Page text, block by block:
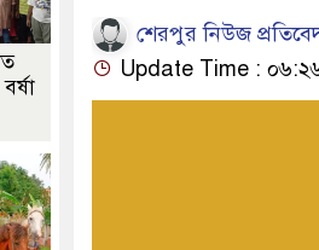
শেরপুর নিউজ
Update Time :